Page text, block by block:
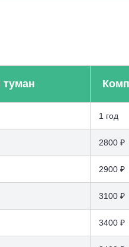
туман
1 год
2800 ₽
2900 ₽
3100 ₽
3400 ₽